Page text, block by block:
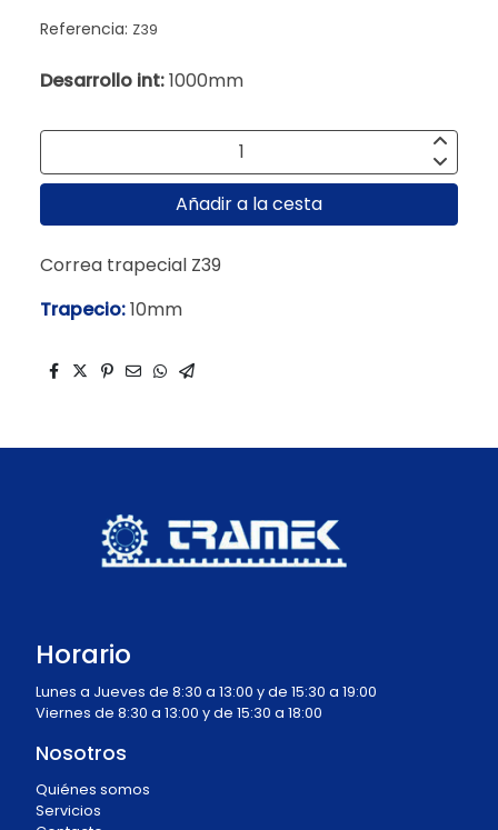
Referencia: Z39
Desarrollo int:1000mm
Añadir a la cesta
Correa trapecial Z39
Trapecio:10mm
Horario
Lunes a Jueves de 8:30 a 13:00 y de 15:30 a 19:00
Viernes de 8:30 a 13:00 y de 15:30 a 18:00
Nosotros
Quiénes somos
Servicios